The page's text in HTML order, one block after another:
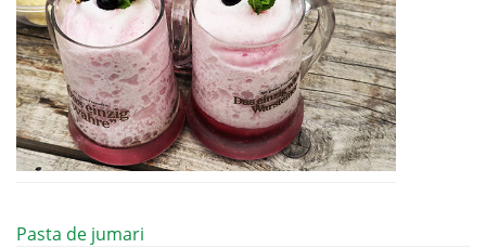
Pasta de jumari